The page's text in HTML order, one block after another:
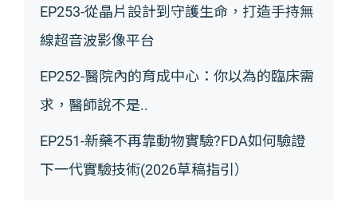
EP253-從晶片設計到守護生命，打造手持無
線超音波影像平台
EP252-醫院內的育成中心：你以為的臨床需
求，醫師說不是..
EP251-新藥不再靠動物實驗?FDA如何驗證
下一代實驗技術(2026草稿指引）